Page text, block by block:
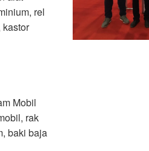
rel
kastor
Mobil
rak
baki baja